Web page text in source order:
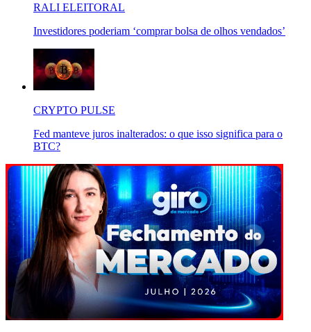
RALI ELEITORAL
Investidores poderiam ‘comprar bolsa de olhos vendados’
CRYPTO PULSE
Fed manteve juros inalterados: o que isso significa para o
BTC?